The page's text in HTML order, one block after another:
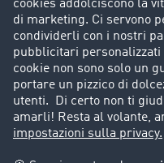
Porta un nuovo cliente
Storie di successo
Informazioni legali
Note legali